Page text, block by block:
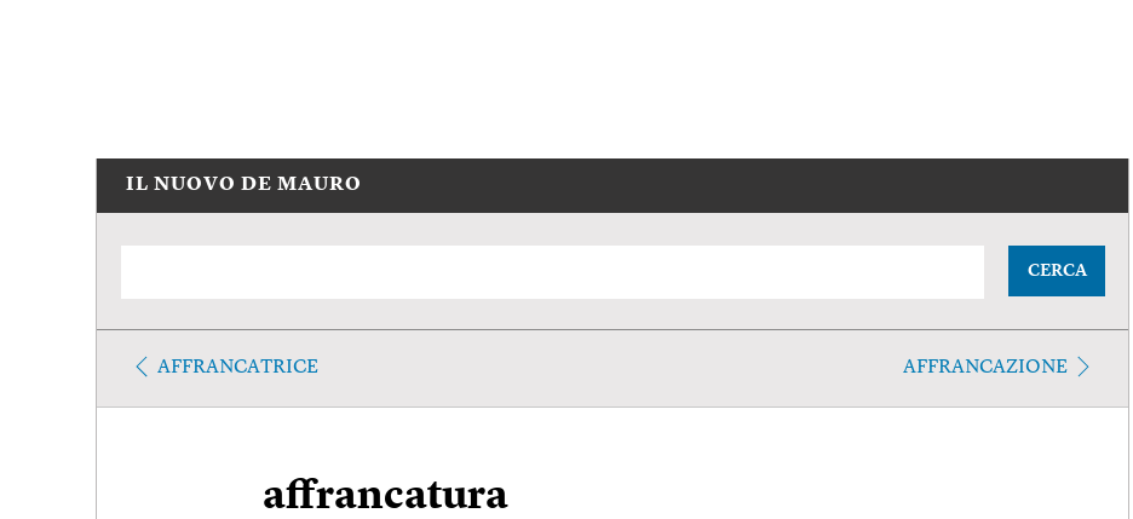
IL NUOVO DE MAURO
CERCA
AFFRANCATRICE AFFRANCAZIONE
affrancatura